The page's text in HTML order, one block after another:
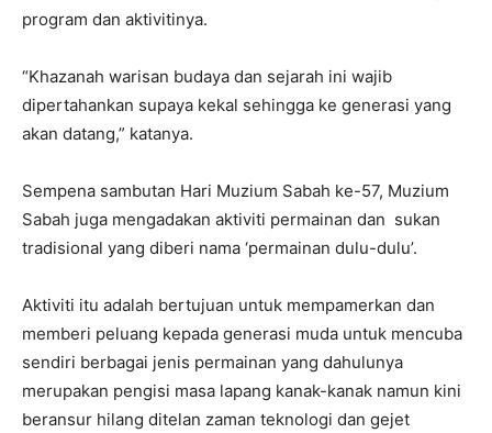
program dan aktivitinya.
“Khazanah warisan budaya dan sejarah ini wajib
dipertahankan supaya kekal sehingga ke generasi yang
akan datang,” katanya.
Sempena sambutan Hari Muzium Sabah ke-57, Muzium
Sabah juga mengadakan aktiviti permainan dan sukan
tradisional yang diberi nama ‘permainan dulu-dulu’.
Aktiviti itu adalah bertujuan untuk mempamerkan dan
memberi peluang kepada generasi muda untuk mencuba
sendiri berbagai jenis permainan yang dahulunya
merupakan pengisi masa lapang kanak-kanak namun kini
beransur hilang ditelan zaman teknologi dan gejet